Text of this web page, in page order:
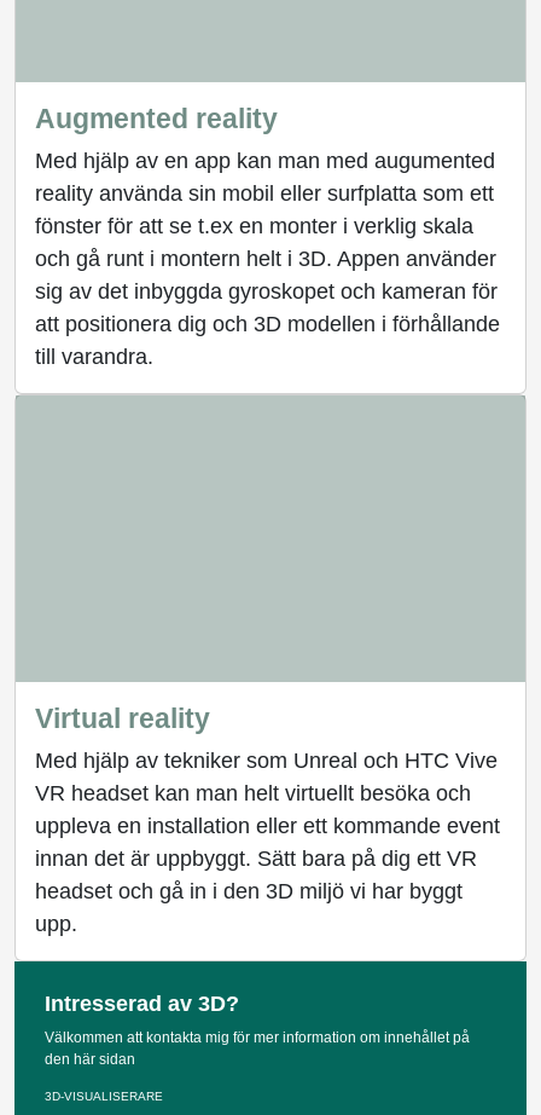
Augmented reality
Med hjälp av en app kan man med augumented
reality använda sin mobil eller surfplatta som ett
fönster för att se t.ex en monter i verklig skala
och gå runt i montern helt i 3D. Appen använder
sig av det inbyggda gyroskopet och kameran för
att positionera dig och 3D modellen i förhållande
till varandra.
Virtual reality
Med hjälp av tekniker som Unreal och HTC Vive
VR headset kan man helt virtuellt besöka och
uppleva en installation eller ett kommande event
innan det är uppbyggt. Sätt bara på dig ett VR
headset och gå in i den 3D miljö vi har byggt
upp.
Intresserad av 3D?
Välkommen att kontakta mig för mer information om innehållet på
den här sidan
3D-VISUALISERARE